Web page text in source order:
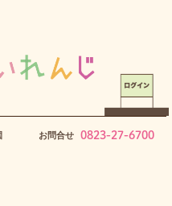
お問合せ 0823-27-6700